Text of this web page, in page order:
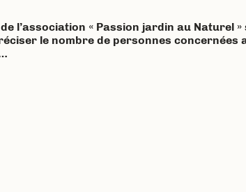
l’association « Passion jardin au
le nombre de personnes